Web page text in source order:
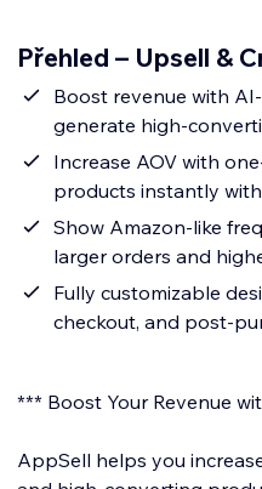
Přehled – Upsell &
Boost revenue with
generate high-
Increase AOV with
products instantly
Show Amazon-like
larger orders and
Fully customizable
checkout, and post-
*** Boost Your Revenue
AppSell helps you